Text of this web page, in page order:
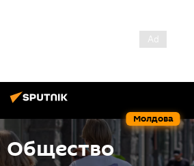
Молдова
Общество